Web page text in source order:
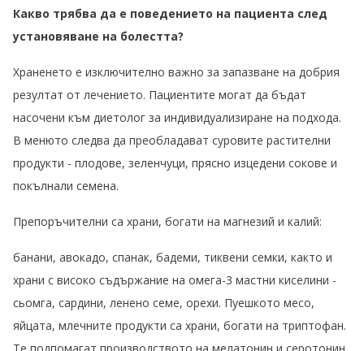
Какво трябва да е поведението на пациента след
установяване на болестта?
Храненето е изключително важно за запазване на добрия
резултат от лечението. Пациентите могат да бъдат
насочени към диетолог за индивидуализиране на подхода.
В менюто следва да преобладават суровите растителни
продукти - плодове, зеленчуци, прясно изцедени сокове и
покълнали семена.
Препоръчителни са храни, богати на магнезий и калий:
банани, авокадо, спанак, бадеми, тиквени семки, както и
храни с високо съдържание на омега-3 мастни киселини -
сьомга, сардини, ленено семе, орехи. Пуешкото месо,
яйцата, млечните продукти са храни, богати на триптофан.